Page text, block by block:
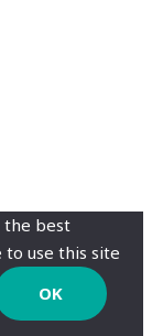
the best
use this site
OK